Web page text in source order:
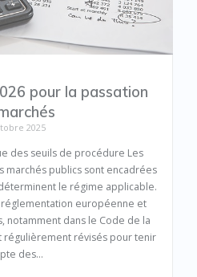
pour la passation
2025
des seuils de procédure Les
marchés publics sont encadrées
le régime applicable.
réglementation européenne et
notamment dans le Code de la
régulièrement révisés pour tenir
des…